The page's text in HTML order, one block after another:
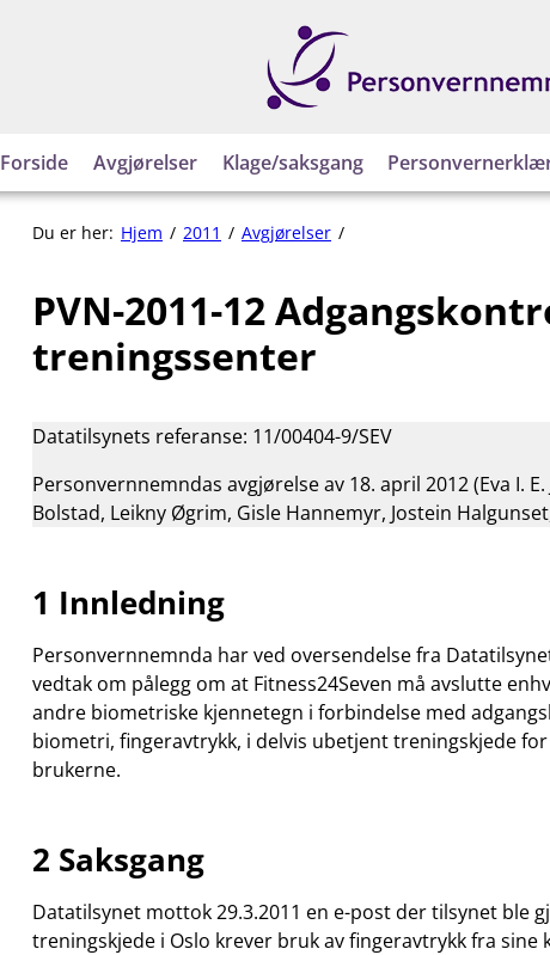
Forside Avgjørelser Klage/saksgang
Du er her: Hjem 2011 Avgjørelser
Adgangskontroll
ubetjent
PVN-2011-12
treningssenter
Datatilsynets referanse: 11/00404-9/SEV
Personvernnemndas avgjørelse av 18. april 2012 (Eva I.
Bolstad, Leikny Øgrim, Gisle Hannemyr, Jostein
1 Innledning
Personvernnemnda har ved oversendelse fra
vedtak om pålegg om at Fitness24Seven må avslutte
andre biometriske kjennetegn i forbindelse med
biometri, fingeravtrykk, i delvis ubetjent treningskjede
brukerne.
2 Saksgang
Datatilsynet mottok 29.3.2011 en e-post der tilsynet ble
treningskjede i Oslo krever bruk av fingeravtrykk fra sine